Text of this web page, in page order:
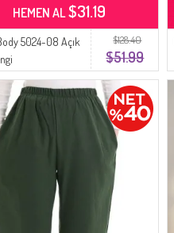
$128.40
$51.99
5024-08 Açık
HEMEN AL$31.19